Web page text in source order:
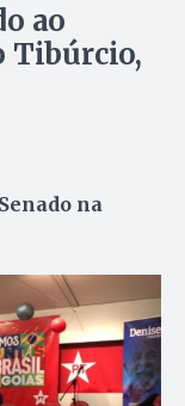
ao
Tibúrcio,
na